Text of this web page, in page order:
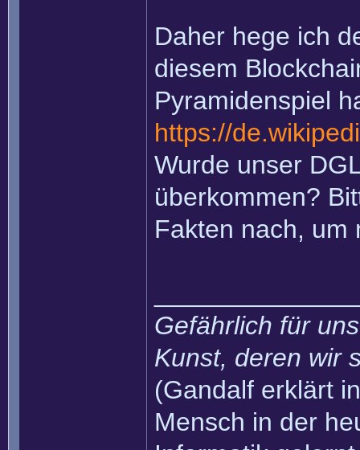
Daher hege ich
diesem
Pyramidenspiel
https://
Wurde unser
überkommen?
Fakten nach, um
Gefährlich für
Kunst, deren wir
(Gandalf erklärt
Mensch in der